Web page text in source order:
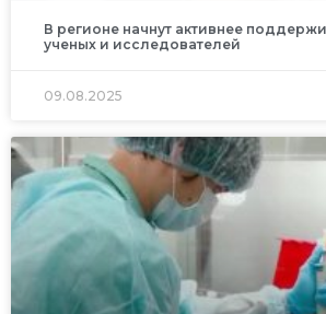
В регионе начнут активнее
ученых и исследователей
09.08.2025